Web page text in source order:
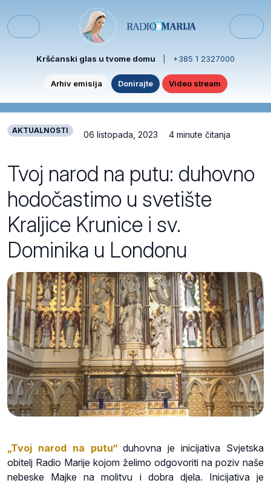
Menu
Kršćanski glas u tvome domu +385 1 2327000
Arhiv emisija Donirajte Video stream
AKTUALNOSTI 06 listopada, 2023 4 minute čitanja
Tvoj narod na putu: duhovno
hodočastimo u svetište
Kraljice Krunice i sv.
Dominika u Londonu
„Tvoj narod na putu“ duhovna je inicijativa Svjetska
obitelj Radio Marije kojom želimo odgovoriti na poziv naše
nebeske Majke na molitvu i dobra djela. Inicijativa je